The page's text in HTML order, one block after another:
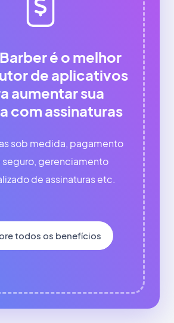
é o melhor
de aplicativos
aumentar sua
com assinaturas
sob medida, pagamento
seguro, gerenciamento
de assinaturas etc.
todos os benefícios